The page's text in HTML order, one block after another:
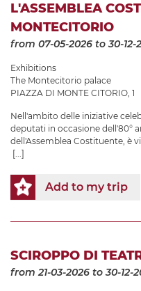
L'ASSEMBLEA
MONTECITORIO
from 07-05-2026 to 30-12-
Exhibitions
The Montecitorio palace
PIAZZA DI MONTE CITORIO, 1
Nell'ambito delle iniziative
deputati in occasione dell'80°
dell'Assemblea Costituente, è
[...]
Add to my trip
SCIROPPO DI
from 21-03-2026 to 30-12-